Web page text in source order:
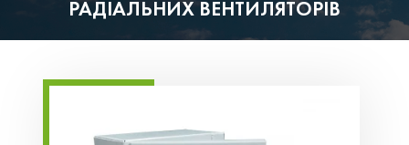
РАДІАЛЬНИХ ВЕНТИЛЯТОРІВ